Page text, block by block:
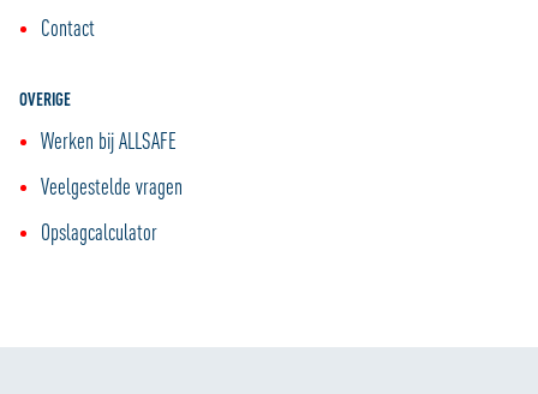
Contact
OVERIGE
Werken bij ALLSAFE
Veelgestelde vragen
Opslagcalculator